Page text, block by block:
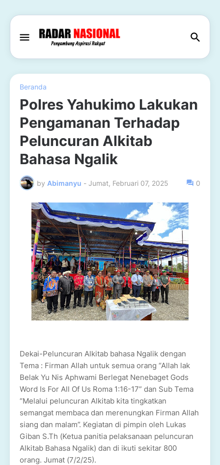
Beranda
Polres Yahukimo Lakukan
Pengamanan Terhadap
Peluncuran Alkitab
Bahasa Ngalik
by Abimanyu - Jumat, Februari 07, 2025 0
Dekai-Peluncuran Alkitab bahasa Ngalik dengan
Tema : Firman Allah untuk semua orang “Allah lak
Belak Yu Nis Aphwami Berlegat Nenebaget Gods
Word Is For All Of Us Roma 1:16-17” dan Sub Tema
“Melalui peluncuran Alkitab kita tingkatkan
semangat membaca dan merenungkan Firman Allah
siang dan malam”. Kegiatan di pimpin oleh Lukas
Giban S.Th (Ketua panitia pelaksanaan peluncuran
Alkitab Bahasa Ngalik) dan di ikuti sekitar 800
orang. Jumat (7/2/25).